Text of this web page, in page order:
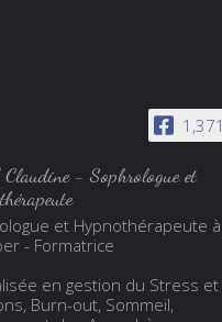
1,371
Claudine - Sophrologue et
et Hypnothérapeute à
- Formatrice
en gestion du Stress et
Burn-out, Sommeil,